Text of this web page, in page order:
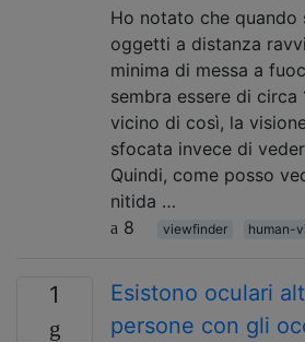
Ho notato che quando
oggetti a distanza
minima di messa a
sembra essere di
vicino di così, la
sfocata invece di
Quindi, come posso
nitida …
8
viewfinder human-
1
Esistono oculari
persone con gli